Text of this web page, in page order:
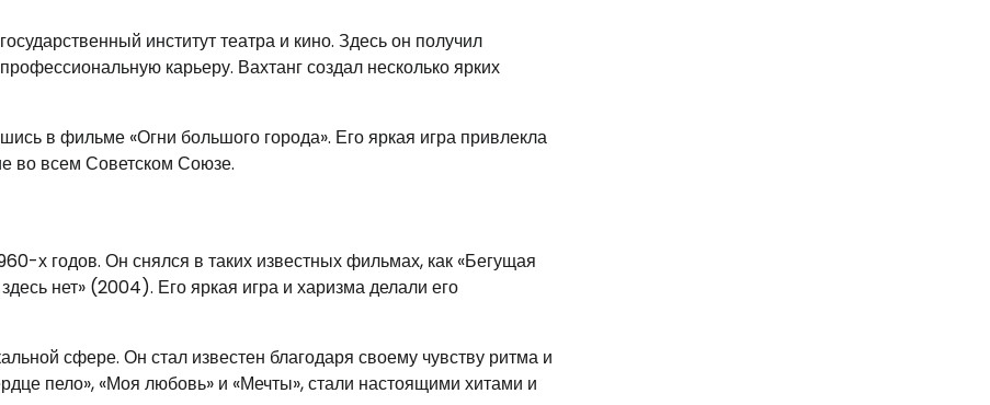
институт театра и кино. Здесь он получил
карьеру. Вахтанг создал несколько ярких
в фильме «Огни большого города». Его яркая игра привлекла
во всем Советском Союзе.
х годов. Он снялся в таких известных фильмах, как «Бегущая
нет» (2004). Его яркая игра и харизма делали его
сфере. Он стал известен благодаря своему чувству ритма и
пело», «Моя любовь» и «Мечты», стали настоящими хитами и